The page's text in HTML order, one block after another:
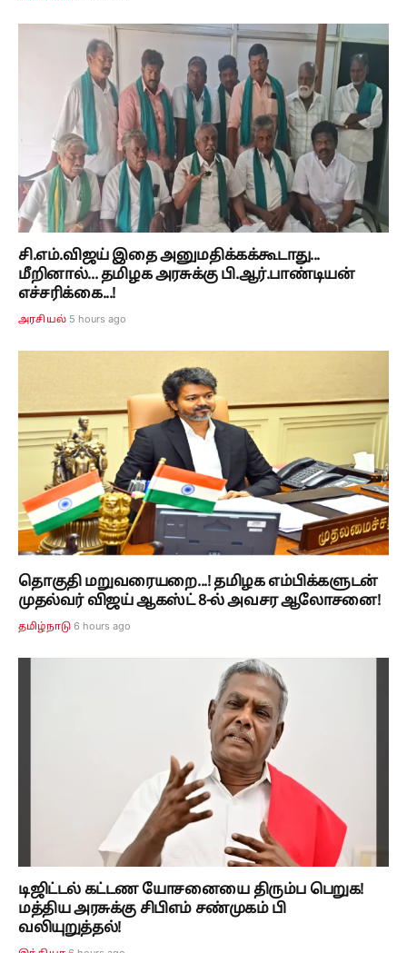
சி.எம்.விஜய் இதை அனுமதிக்கக்கூடாது...
மீறினால்... தமிழக அரசுக்கு பி.ஆர்.பாண்டியன்
எச்சரிக்கை...!
அரசியல் 5 hours ago
தொகுதி மறுவரையறை...! தமிழக எம்பிக்களுடன்
முதல்வர் விஜய் ஆகஸ்ட் 8-ல் அவசர ஆலோசனை!
தமிழ்நாடு 6 hours ago
டிஜிட்டல் கட்டண யோசனையை திரும்ப பெறுக!
மத்திய அரசுக்கு சிபிஎம் சண்முகம் பி
வலியுறுத்தல்!